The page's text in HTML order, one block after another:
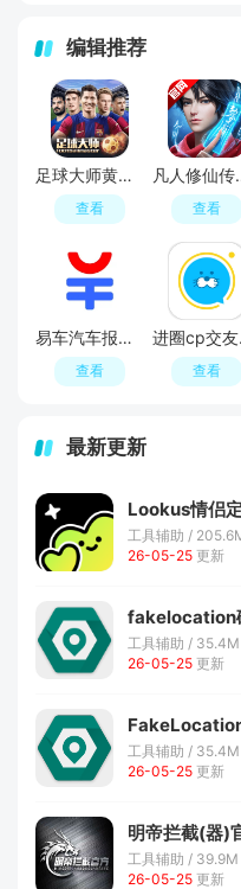
编辑推荐
足球大师黄金一代手游
查看
凡人修
查看
易车汽车报价APP官方正版
查看 查看
最新更新
Lookus情侣
工具辅助 /
26-05-25 更新
工具辅助 / 35.4M
26-05-25 更新
工具辅助 / 35.4M
26-05-25 更新
明帝拦截(器)
工具辅助 / 39.9M
26-05-25 更新